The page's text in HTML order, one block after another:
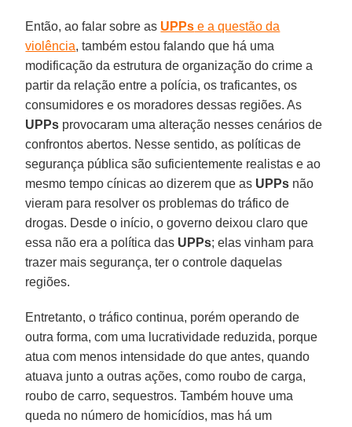
Então, ao falar sobre as UPPs e a questão da
violência, também estou falando que há uma
modificação da estrutura de organização do crime a
partir da relação entre a polícia, os traficantes, os
consumidores e os moradores dessas regiões. As
UPPs provocaram uma alteração nesses cenários de
confrontos abertos. Nesse sentido, as políticas de
segurança pública são suficientemente realistas e ao
mesmo tempo cínicas ao dizerem que as UPPs não
vieram para resolver os problemas do tráfico de
drogas. Desde o início, o governo deixou claro que
essa não era a política das UPPs; elas vinham para
trazer mais segurança, ter o controle daquelas
regiões.
Entretanto, o tráfico continua, porém operando de
outra forma, com uma lucratividade reduzida, porque
atua com menos intensidade do que antes, quando
atuava junto a outras ações, como roubo de carga,
roubo de carro, sequestros. Também houve uma
queda no número de homicídios, mas há um